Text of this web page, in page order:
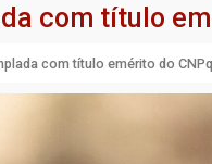
com título
com título emérito do CNPq